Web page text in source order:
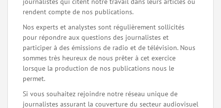
rendent compte de nos publications.
Nos experts et analystes sont régulièrement sollicités
pour répondre aux questions des journalistes et
participer à des émissions de radio et de télévision. Nous
sommes très heureux de nous prêter à cet exercice
lorsque la production de nos publications nous le
permet.
Si vous souhaitez rejoindre notre réseau unique de
journalistes assurant la couverture du secteur audiovisuel